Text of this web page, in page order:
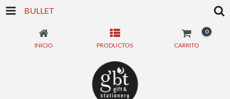
BULLET
INICIO PRODUCTOS CARRITO
0